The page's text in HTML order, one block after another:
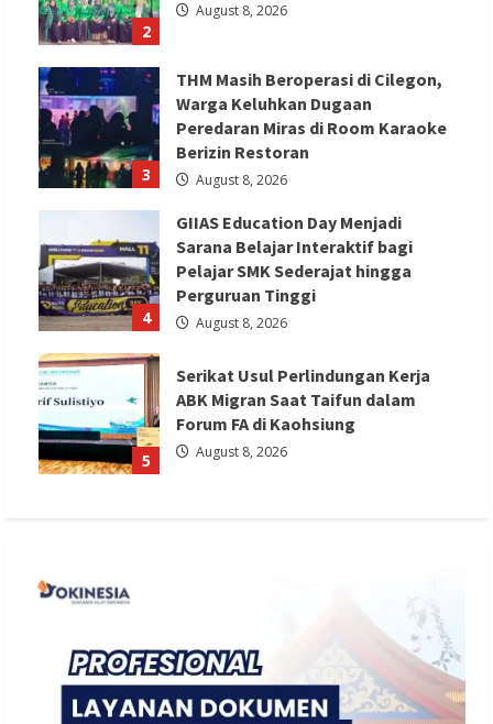
2
August 8, 2026
3
THM Masih Beroperasi di Cilegon,
Warga Keluhkan Dugaan
Peredaran Miras di Room Karaoke
Berizin Restoran
August 8, 2026
4
GIIAS Education Day Menjadi
Sarana Belajar Interaktif bagi
Pelajar SMK Sederajat hingga
Perguruan Tinggi
August 8, 2026
5
Serikat Usul Perlindungan Kerja
ABK Migran Saat Taifun dalam
Forum FA di Kaohsiung
August 8, 2026